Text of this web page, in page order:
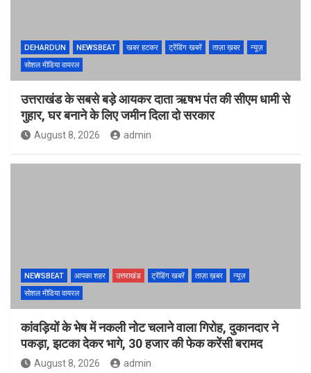
DEHARDUN NEWSBEAT खबर हटकर ट्रेंडिंग खबरें ताज़ा ख़बर
न्यूज़
सोशल मीडिया वायरल
उत्तराखंड के सबसे बड़े आयकर दाता ऋषभ पंत की सीएम धामी से
गुहार, घर बनाने के लिए जमीन दिला दो सरकार
August 8, 2026 admin
NEWSBEAT आपका शहर उत्तराखंड ट्रेंडिंग खबरें ताज़ा ख़बर
न्यूज़
सोशल मीडिया वायरल
कांवड़ियों के भेष में नकली नोट चलाने वाला गिरोह, दुकानदार ने
पकड़ा, झटका देकर भागे, 30 हजार की फेक करेंसी बरामद
August 8, 2026 admin